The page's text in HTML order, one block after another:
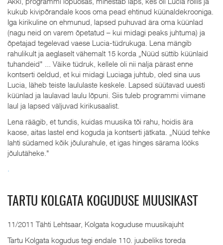
kukub kivipõrandale koos oma pead ehtinud küünaldekrooniga.
Iga kirikuline on ehmunud, lapsed puhuvad ära oma küünlad
(nagu neid on varem õpetatud – kui midagi peaks juhtuma) ja
õpetajad tegelevad vaese Lucia-tüdrukuga. Lena mängib
rahulikult ja aeglaselt vähemalt 15 korda „Nüüd süttib küünlaid
tuhandeid" ... Väike tüdruk, kellele oli nii nalja pärast enne
kontserti öeldud, et kui midagi Luciaga juhtub, oled sina uus
Lucia, läheb teiste laululaste keskele. Lapsed süütavad uuesti
küünlad ja laulavad laulu lõpuni. Siis tuleb programmi viimane
laul ja lapsed väljuvad kirikusaalist.
Lena räägib, et tundis, kuidas muusika tõi rahu, hoidis ära
kaose, aitas lastel end koguda ja kontserti jätkata. „Nüüd tehke
lahti südamed kõik jõulurahule, et igas hinges särama lööks
jõulutäheke."
TARTU KOLGATA KOGUDUSE MUUSIKAST
11/2011 Tähti Lehtsaar, Kolgata koguduse muusikajuht
Tartu Kolgata kogudus tegi endale 110. juubeliks toreda